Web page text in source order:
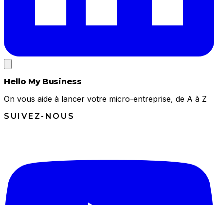
Hello My Business
On vous aide à lancer votre micro-entreprise, de A à Z
SUIVEZ-NOUS